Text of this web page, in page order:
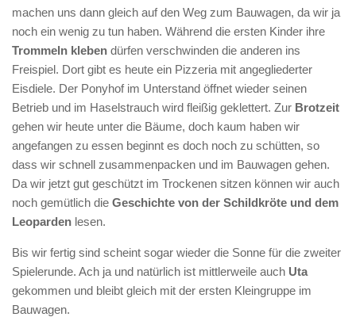
machen uns dann gleich auf den Weg zum Bauwagen, da wir ja
noch ein wenig zu tun haben. Während die ersten Kinder ihre
Trommeln kleben dürfen verschwinden die anderen ins
Freispiel. Dort gibt es heute ein Pizzeria mit angegliederter
Eisdiele. Der Ponyhof im Unterstand öffnet wieder seinen
Betrieb und im Haselstrauch wird fleißig geklettert. Zur Brotzeit
gehen wir heute unter die Bäume, doch kaum haben wir
angefangen zu essen beginnt es doch noch zu schütten, so
dass wir schnell zusammenpacken und im Bauwagen gehen.
Da wir jetzt gut geschützt im Trockenen sitzen können wir auch
noch gemütlich die Geschichte von der Schildkröte und dem
Leoparden lesen.
Bis wir fertig sind scheint sogar wieder die Sonne für die zweiter
Spielerunde. Ach ja und natürlich ist mittlerweile auch Uta
gekommen und bleibt gleich mit der ersten Kleingruppe im
Bauwagen.